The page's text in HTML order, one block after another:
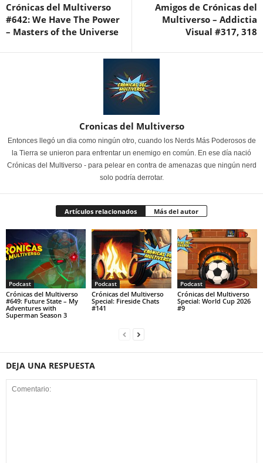
Crónicas del Multiverso
#642: We Have The Power
– Masters of the Universe
Amigos de Crónicas del
Multiverso – Addictia
Visual #317, 318
Cronicas del Multiverso
Entonces llegó un dia como ningún otro, cuando los Nerds Más Poderosos de
la Tierra se unieron para enfrentar un enemigo en común. En ese día nació
Crónicas del Multiverso - para pelear en contra de amenazas que ningún nerd
solo podría derrotar.
Artículos relacionados Más del autor
Podcast
Crónicas del Multiverso
#649: Future State – My
Adventures with
Superman Season 3
Podcast
Crónicas del Multiverso
Special: Fireside Chats
#141
Podcast
Crónicas del Multiverso
Special: World Cup 2026
#9
DEJA UNA RESPUESTA